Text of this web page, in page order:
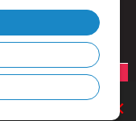
Connector NextCom
RÁMCI CELEJ SR.
×